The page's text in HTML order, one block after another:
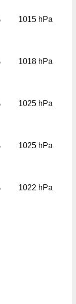
1015 hPa
1018 hPa
1025 hPa
1025 hPa
1022 hPa